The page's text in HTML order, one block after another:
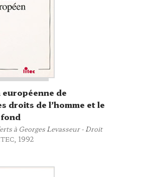
de
droits de l’homme et le
à Georges Levasseur - Droit
, 1992